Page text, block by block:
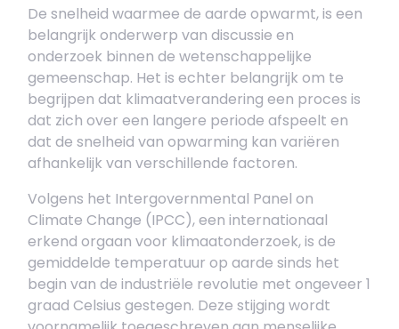
De snelheid waarmee de aarde opwarmt, is een
belangrijk onderwerp van discussie en
onderzoek binnen de wetenschappelijke
gemeenschap. Het is echter belangrijk om te
begrijpen dat klimaatverandering een proces is
dat zich over een langere periode afspeelt en
dat de snelheid van opwarming kan variëren
afhankelijk van verschillende factoren.
Volgens het Intergovernmental Panel on
Climate Change (IPCC), een internationaal
erkend orgaan voor klimaatonderzoek, is de
gemiddelde temperatuur op aarde sinds het
begin van de industriële revolutie met ongeveer 1
graad Celsius gestegen. Deze stijging wordt